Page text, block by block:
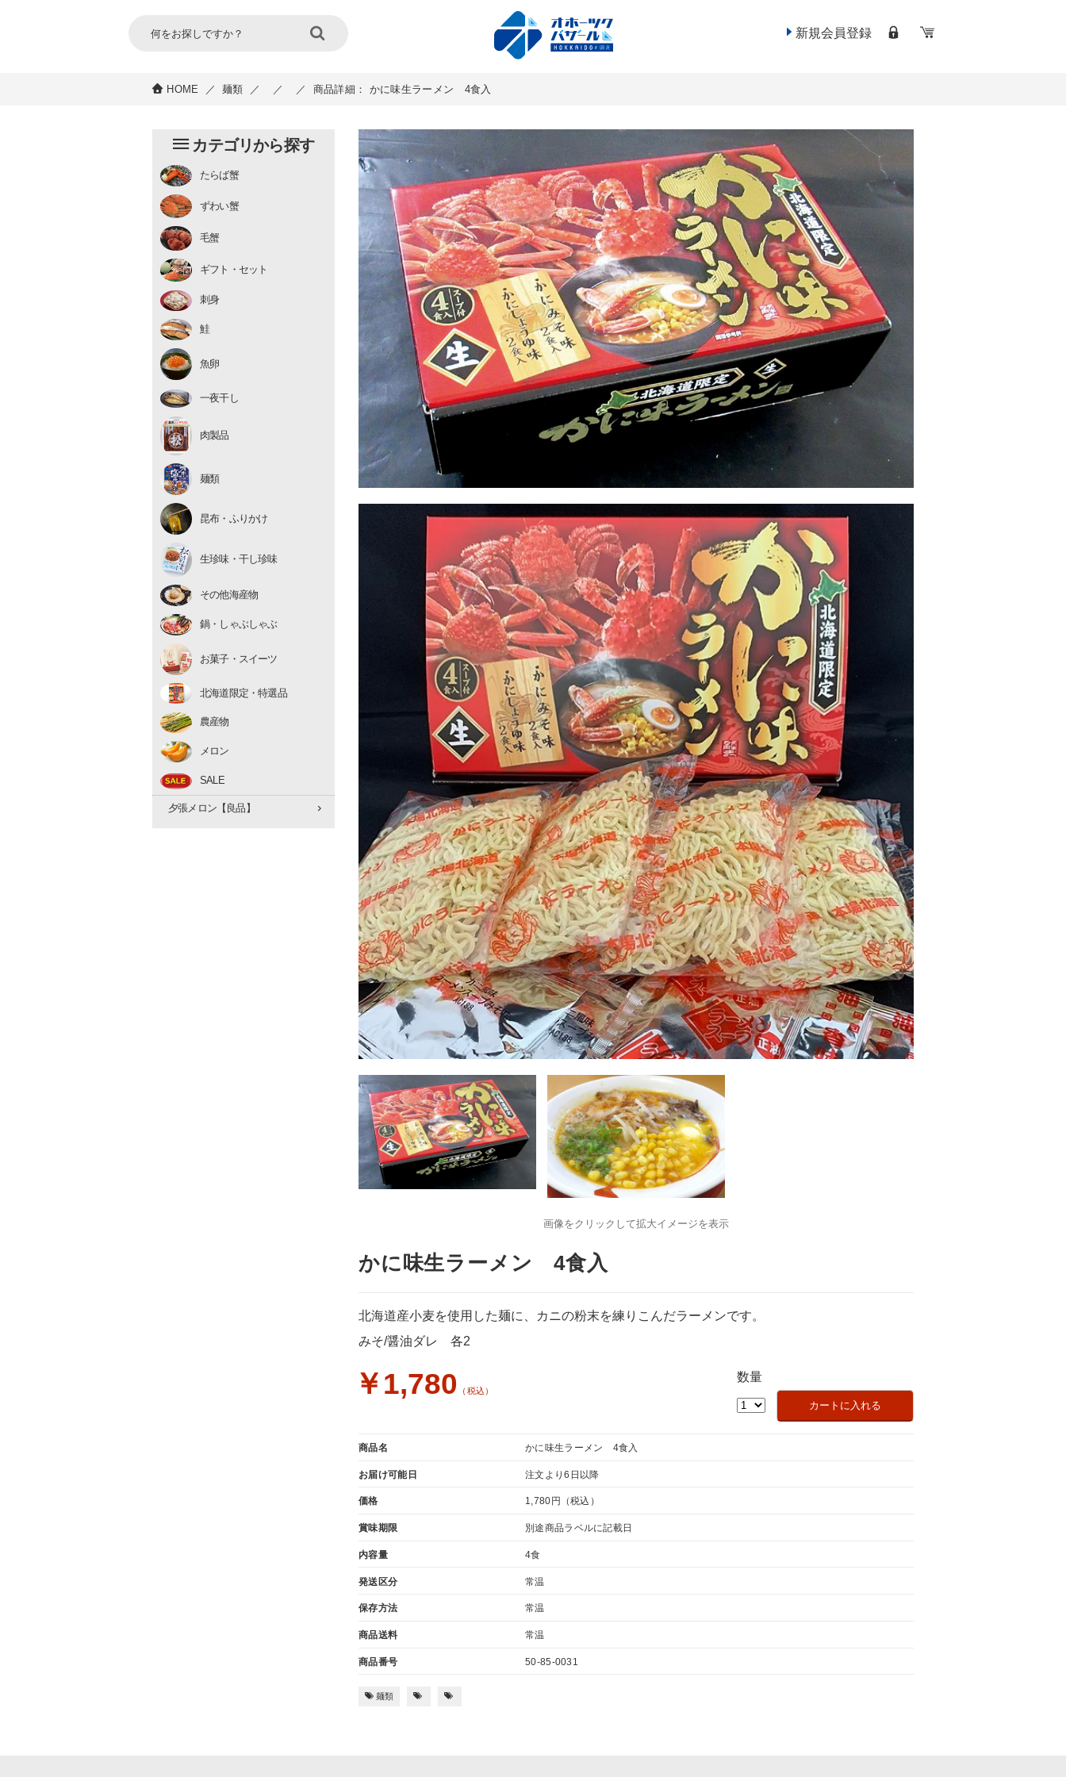
新規会員登録
HOME ／ 麺類 ／ ／ ／ 商品詳細： かに味生ラーメン 4食入
カテゴリから探す
たらば蟹
チルド
むき身 ずわい蟹
むき身
生冷凍 毛蟹
チルド
ギフト・セット
刺身
鮭
魚卵
いくら
たらこ・明太子
数の子
一夜干し
肉製品
麺類
昆布・ふりかけ
生珍味・干し珍味
生珍味
干し珍味
その他海産物
鍋・しゃぶしゃぶ
お菓子・スイーツ
北海道限定・特選品
農産物
アスパラ
とうもろこし
たまねぎ
早期予約 10月下旬
メロン
赤肉メロン
夕張メロン【優品】
夕張メロン【良品】
SALE
画像をクリックして拡大イメージを表示
かに味生ラーメン 4食入
北海道産小麦を使用した麺に、カニの粉末を練りこんだラーメンです。
みそ/醤油ダレ 各2
￥1,780 （税込）
数量
商品名 かに味生ラーメン 4食入
お届け可能日 注文より6日以降
価格 1,780円 （税込）
賞味期限 別途商品ラベルに記載日
内容量 4食
発送区分 常温
保存方法 常温
商品送料 常温
商品番号 50-85-0031
麺類